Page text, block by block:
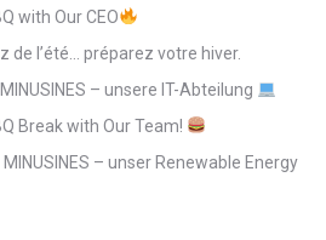
with Our CEO
de l’été… préparez votre hiver.
– unsere IT-Abteilung
Break with Our Team!
– unser Renewable Energy